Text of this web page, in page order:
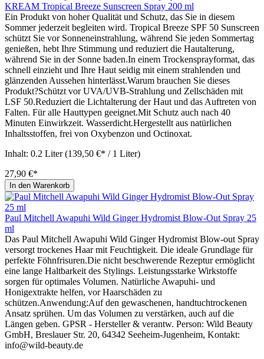
KREAM Tropical Breeze Sunscreen Spray 200 ml
Ein Produkt von hoher Qualität und Schutz, das Sie in diesem
Sommer jederzeit begleiten wird. Tropical Breeze SPF 50 Sunscreen
schützt Sie vor Sonneneinstrahlung, während Sie jeden Sommertag
genießen, hebt Ihre Stimmung und reduziert die Hautalterung,
während Sie in der Sonne baden.In einem Trockensprayformat, das
schnell einzieht und Ihre Haut seidig mit einem strahlenden und
glänzenden Aussehen hinterlässt.Warum brauchen Sie dieses
Produkt?Schützt vor UVA/UVB-Strahlung und Zellschäden mit
LSF 50.Reduziert die Lichtalterung der Haut und das Auftreten von
Falten. Für alle Hauttypen geeignet.Mit Schutz auch nach 40
Minuten Einwirkzeit. Wasserdicht.Hergestellt aus natürlichen
Inhaltsstoffen, frei von Oxybenzon und Octinoxat.
Inhalt: 0.2 Liter(139,50 €* / 1 Liter)
27,90 €*
In den Warenkorb
Paul Mitchell Awapuhi Wild Ginger Hydromist Blow-Out Spray 25
ml
Das Paul Mitchell Awapuhi Wild Ginger Hydromist Blow-out Spray
versorgt trockenes Haar mit Feuchtigkeit. Die ideale Grundlage für
perfekte Föhnfrisuren.Die nicht beschwerende Rezeptur ermöglicht
eine lange Haltbarkeit des Stylings. Leistungsstarke Wirkstoffe
sorgen für optimales Volumen. Natürliche Awapuhi- und
Honigextrakte helfen, vor Haarschäden zu
schützen.Anwendung:Auf den gewaschenen, handtuchtrockenen
Ansatz sprühen. Um das Volumen zu verstärken, auch auf die
Längen geben. GPSR - Hersteller & verantw. Person: Wild Beauty
GmbH, Breslauer Str. 20, 64342 Seeheim-Jugenheim, Kontakt:
info@wild-beauty.de